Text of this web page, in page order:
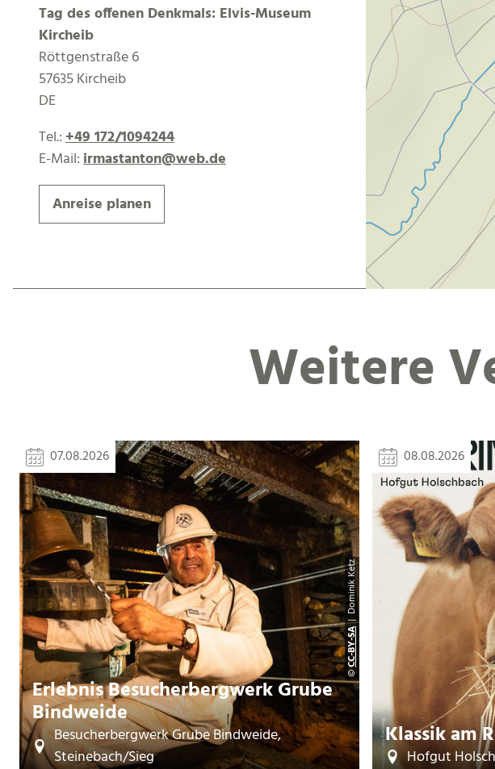
Tag des offenen Denkmals: Elvis-Museum
Kircheib
Röttgenstraße 6
57635 Kircheib
DE
Tel.:+49 172/1094244
E-Mail:irmastanton@web.de
Anreise planen
Weitere
07.08.2026
Erlebnis Besucherbergwerk Grube
Bindweide
Besucherbergwerk Grube Bindweide,
Steinebach/Sieg
©
CC-BY-SA
| Dominik Ketz
08.08.2026
Klassik am
Hofgut